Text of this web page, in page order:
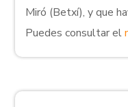
Miró (Betxí), y que
Puedes consultar el